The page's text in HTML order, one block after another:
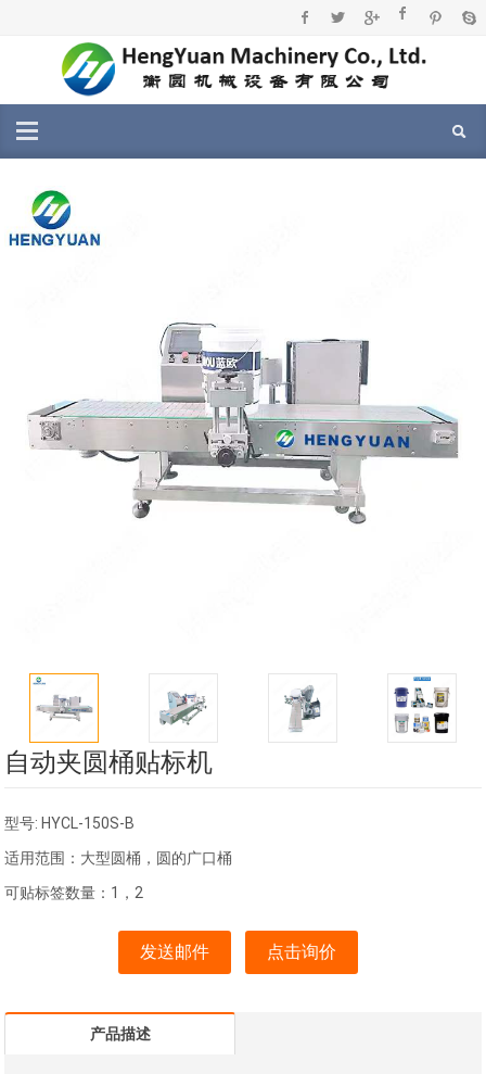
自动夹圆桶贴标机
型号: HYCL-150S-B
适用范围：大型圆桶，圆的广口桶
可贴标签数量：1，2
发送邮件 点击询价
产品描述